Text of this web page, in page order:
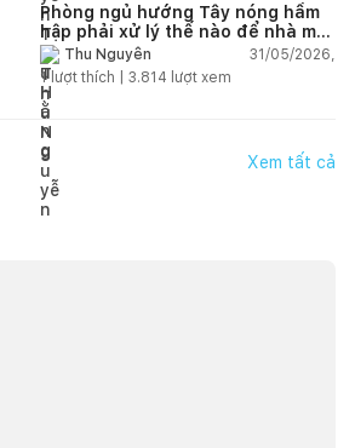
Phòng ngủ hướng Tây nóng hầm
hập phải xử lý thế nào để nhà mát
hơn?Thu Nguyễn
31/05/2026,
1lượt thích | 3.814 lượt xem
Xem tất cả